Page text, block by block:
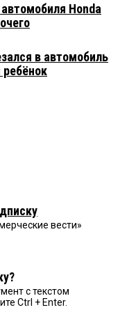
Honda
в автомобиль
ребёнок
вести»
с текстом
Ctrl + Enter.